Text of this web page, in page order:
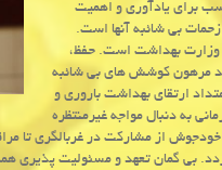
برای یادآوری و اهمیت
بی شائبه آنها است.
وزارت بهداشت است. حفظ،
مرهون کوشش های بی شائبه
ارتقای بهداشت باروری و
به دنبال مواجه غیرمنتظره
و کاملا خودجوش از مشارکت در
بی گمان تعهد و مسئولیت پذیری